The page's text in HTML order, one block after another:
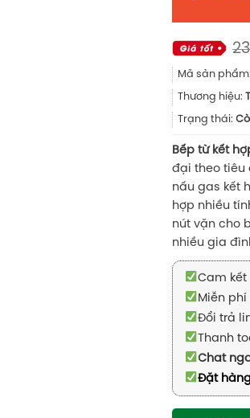
Mã sản
Thương hiệu:
Trạng thái:
Bếp từ kết
đại theo tiêu
nấu gas kết
hợp nhiều
nút vặn cho
nhiều gia
Cam kết
Miễn
Đổi trả
Thanh
Chat
Đặt